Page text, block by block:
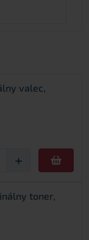
valec,
+
toner,